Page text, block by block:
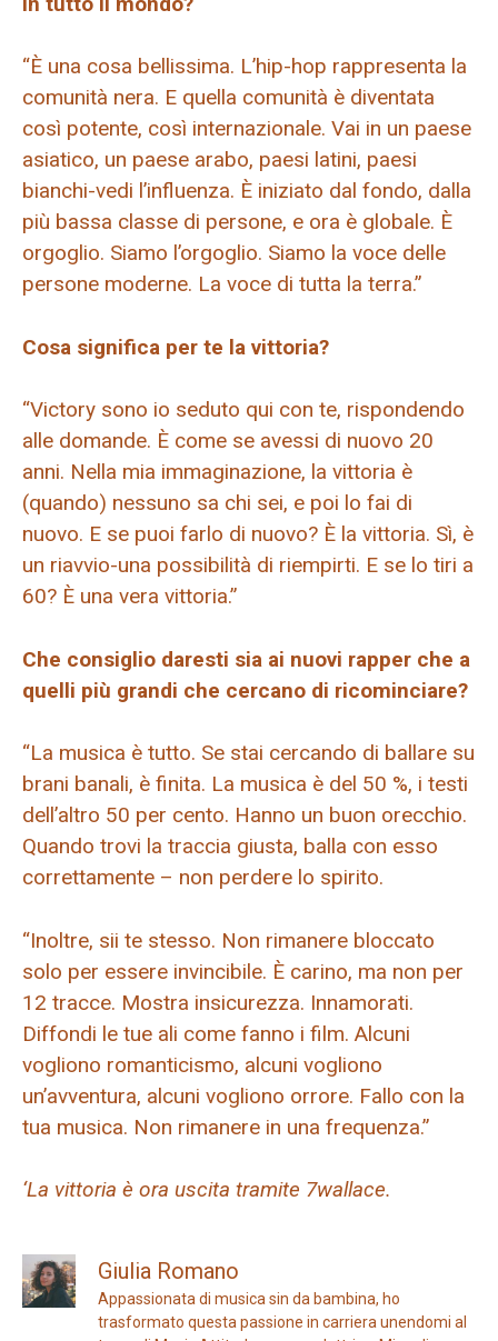
“È una cosa bellissima. L’hip-hop rappresenta la
comunità nera. E quella comunità è diventata
così potente, così internazionale. Vai in un paese
asiatico, un paese arabo, paesi latini, paesi
bianchi-vedi l’influenza. È iniziato dal fondo, dalla
più bassa classe di persone, e ora è globale. È
orgoglio. Siamo l’orgoglio. Siamo la voce delle
persone moderne. La voce di tutta la terra.”
Cosa significa per te la vittoria?
“Victory sono io seduto qui con te, rispondendo
alle domande. È come se avessi di nuovo 20
anni. Nella mia immaginazione, la vittoria è
(quando) nessuno sa chi sei, e poi lo fai di
nuovo. E se puoi farlo di nuovo? È la vittoria. Sì, è
un riavvio-una possibilità di riempirti. E se lo tiri a
60? È una vera vittoria.”
Che consiglio daresti sia ai nuovi rapper che a
quelli più grandi che cercano di ricominciare?
“La musica è tutto. Se stai cercando di ballare su
brani banali, è finita. La musica è del 50 %, i testi
dell’altro 50 per cento. Hanno un buon orecchio.
Quando trovi la traccia giusta, balla con esso
correttamente – non perdere lo spirito.
“Inoltre, sii te stesso. Non rimanere bloccato
solo per essere invincibile. È carino, ma non per
12 tracce. Mostra insicurezza. Innamorati.
Diffondi le tue ali come fanno i film. Alcuni
vogliono romanticismo, alcuni vogliono
un’avventura, alcuni vogliono orrore. Fallo con la
tua musica. Non rimanere in una frequenza.”
‘La vittoria è ora uscita tramite 7wallace.
Giulia Romano
Appassionata di musica sin da bambina, ho
trasformato questa passione in carriera unendomi al